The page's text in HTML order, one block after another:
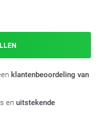
klantenbeoordeling van
en uitstekende